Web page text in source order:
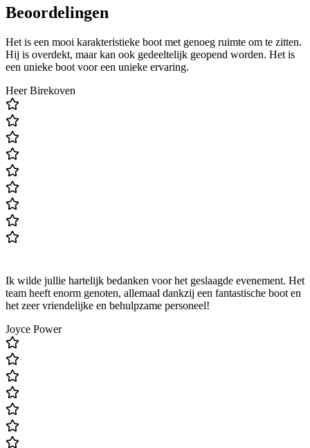
Beoordelingen
Het is een mooi karakteristieke boot met genoeg ruimte om te zitten.
Hij is overdekt, maar kan ook gedeeltelijk geopend worden. Het is
een unieke boot voor een unieke ervaring.
Heer Birekoven
Ik wilde jullie hartelijk bedanken voor het geslaagde evenement. Het
team heeft enorm genoten, allemaal dankzij een fantastische boot en
het zeer vriendelijke en behulpzame personeel!
Joyce Power